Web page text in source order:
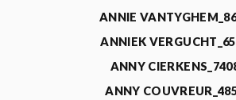
ANNIE
ANNIEK
ANNY
ANNY